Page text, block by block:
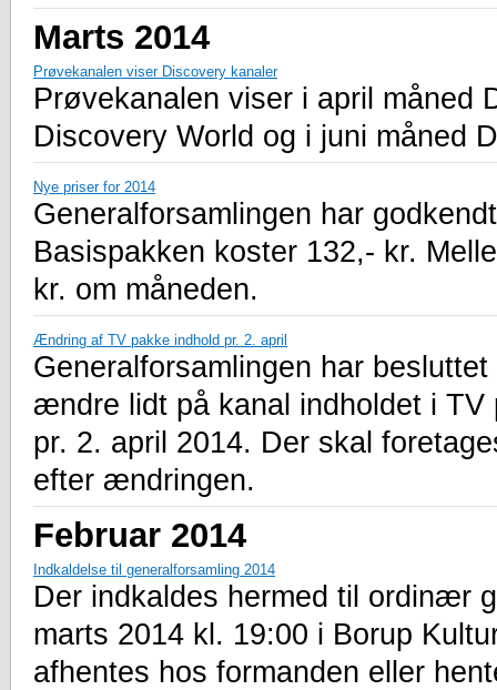
Marts 2014
Prøvekanalen viser Discovery kanaler
Prøvekanalen viser i april måned
Discovery World og i juni måned
Nye priser for 2014
Generalforsamlingen har
Basispakken koster 132,- kr.
kr. om måneden.
Ændring af TV pakke indhold pr. 2. april
Generalforsamlingen har
ændre lidt på kanal indholdet i
pr. 2. april 2014. Der skal
efter ændringen.
Februar 2014
Indkaldelse til generalforsamling 2014
Der indkaldes hermed til ordinær
marts 2014 kl. 19:00 i Borup
afhentes hos formanden eller